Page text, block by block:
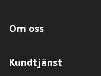
Om oss
Kundtjänst